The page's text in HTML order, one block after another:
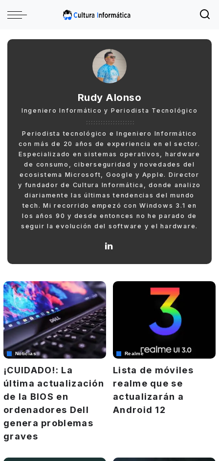
Rudy Alonso
Ingeniero Informático y Periodista Tecnológico
Periodista tecnológico e Ingeniero Informático
con más de 20 años de experiencia en el sector.
Especializado en sistemas operativos, hardware
de consumo, ciberseguridad y novedades del
ecosistema Microsoft, Google y Apple. Director
y fundador de Cultura Informática, donde analizo
diariamente las últimas tendencias del mundo
tech. Mi recorrido empezó con Windows 3.1 en
los años 90 y desde entonces no he parado de
seguir la evolución del software y el hardware.
Noticias
¡CUIDADO!: La
última actualización
de la BIOS en
ordenadores Dell
genera problemas
graves
Realme
Lista de móviles
realme que se
actualizarán a
Android 12